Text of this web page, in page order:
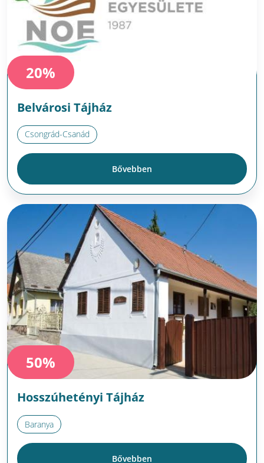
20%
Belvárosi Tájház
Csongrád-Csanád
Bővebben
50%
Hosszúhetényi Tájház
Baranya
Bővebben